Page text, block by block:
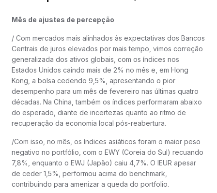
Mês de ajustes de percepção
/ Com mercados mais alinhados às expectativas dos Bancos
Centrais de juros elevados por mais tempo, vimos correção
generalizada dos ativos globais, com os índices nos
Estados Unidos caindo mais de 2% no mês e, em Hong
Kong, a bolsa cedendo 9,5%, apresentando o pior
desempenho para um mês de fevereiro nas últimas quatro
décadas. Na China, também os índices performaram abaixo
do esperado, diante de incertezas quanto ao ritmo de
recuperação da economia local pós-reabertura.
/Com isso, no mês, os índices asiáticos foram o maior peso
negativo no portfólio, com o EWY (Coreia do Sul) recuando
7,8%, enquanto o EWJ (Japão) caiu 4,7%. O IEUR apesar
de ceder 1,5%, performou acima do benchmark,
contribuindo para amenizar a queda do portfolio.